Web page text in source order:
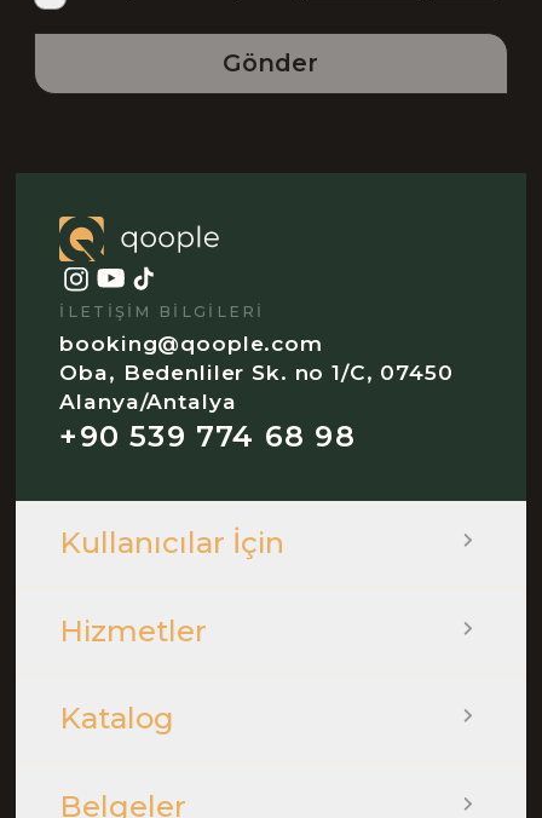
Gönder
İLETIŞIM BILGILERI
booking@qoople.com
Oba, Bedenliler Sk. no 1/C, 07450
Alanya/Antalya
+90 539 774 68 98
Kullanıcılar İçin
Hizmetler
Katalog
Belgeler